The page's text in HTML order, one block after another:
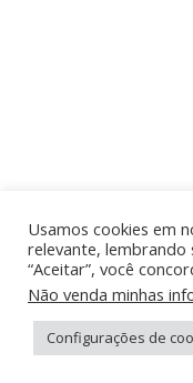
Usamos cookies em
relevante, lembrando
“Aceitar”, você
Não venda minhas
Configurações de